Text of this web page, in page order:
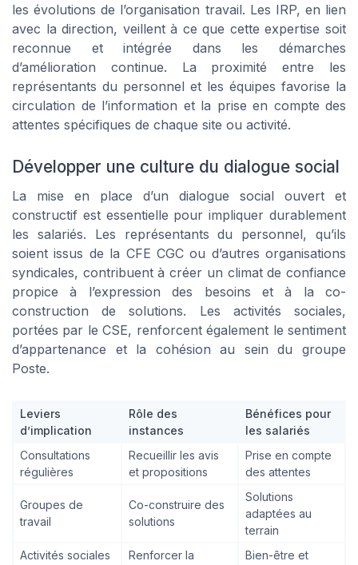
les évolutions de l’organisation travail. Les IRP, en lien
avec la direction, veillent à ce que cette expertise soit
reconnue et intégrée dans les démarches
d’amélioration continue. La proximité entre les
représentants du personnel et les équipes favorise la
circulation de l’information et la prise en compte des
attentes spécifiques de chaque site ou activité.
Développer une culture du dialogue social
La mise en place d’un dialogue social ouvert et
constructif est essentielle pour impliquer durablement
les salariés. Les représentants du personnel, qu’ils
soient issus de la CFE CGC ou d’autres organisations
syndicales, contribuent à créer un climat de confiance
propice à l’expression des besoins et à la co-
construction de solutions. Les activités sociales,
portées par le CSE, renforcent également le sentiment
d’appartenance et la cohésion au sein du groupe
Poste.
Leviers
d’implication
Rôle des
instances
Bénéfices pour
les salariés
Consultations
régulières
Recueillir les avis
et propositions
Prise en compte
des attentes
Groupes de
travail
Co-construire des
solutions
Solutions
adaptées au
terrain
Activités sociales
Renforcer la
Bien-être et